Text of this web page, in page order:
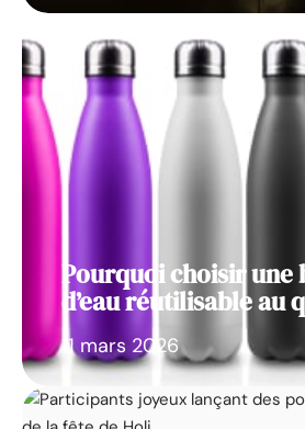
Pourquoi choisir une
d’eau réutilisable au
11 mars 2026